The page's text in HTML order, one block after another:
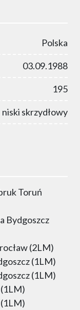
Polska
03.09.1988
195
niski skrzydłowy
Toruń
Bydgoszcz
(2LM)
(1LM)
(1LM)